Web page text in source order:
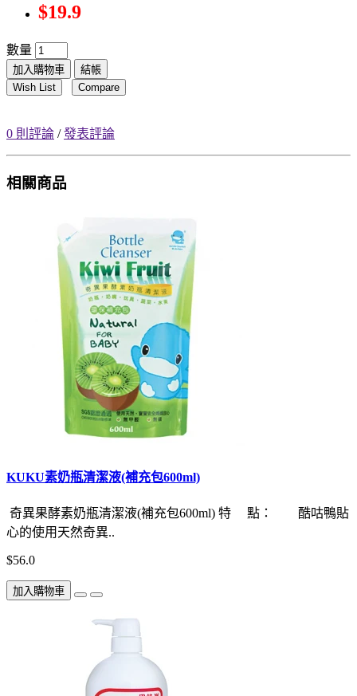
$19.9
數量
加入購物車
結帳
Wish List
Compare
0 則評論 /發表評論
相關商品
KUKU素奶瓶清潔液(補充包600ml)
奇異果酵素奶瓶清潔液(補充包600ml) 特 點： 酷咕鴨貼
心的使用天然奇異..
$56.0
加入購物車